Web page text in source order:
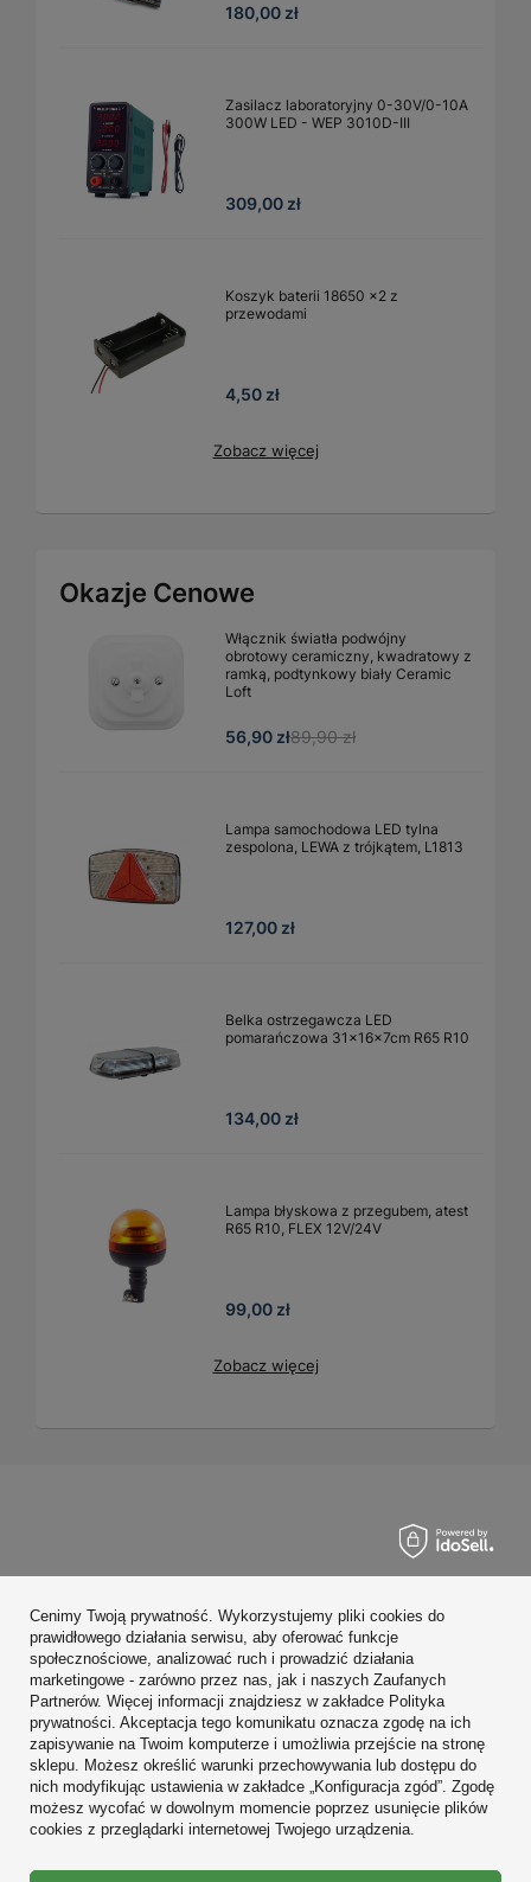
180,00 zł
Zasilacz laboratoryjny 0-30V/0-10A
300W LED - WEP 3010D-III
309,00 zł
Koszyk baterii 18650 x2 z
przewodami
4,50 zł
Zobacz więcej
Okazje Cenowe
Włącznik światła podwójny
obrotowy ceramiczny, kwadratowy z
ramką, podtynkowy biały Ceramic
Loft
56,90 zł89,90 zł
Lampa samochodowa LED tylna
zespolona, LEWA z trójkątem, L1813
127,00 zł
Belka ostrzegawcza LED
pomarańczowa 31x16x7cm R65 R10
134,00 zł
Lampa błyskowa z przegubem, atest
R65 R10, FLEX 12V/24V
99,00 zł
Zobacz więcej
Konto
Regulaminy
Zobacz również
W sklepie prezentujemy ceny brutto (z VAT).
Cenimy Twoją prywatność. Wykorzystujemy pliki cookies do
prawidłowego działania serwisu, aby oferować funkcje
społecznościowe, analizować ruch i prowadzić działania
marketingowe - zarówno przez nas, jak i naszych Zaufanych
Partnerów. Więcej informacji znajdziesz w zakładce Polityka
prywatności. Akceptacja tego komunikatu oznacza zgodę na ich
zapisywanie na Twoim komputerze i umożliwia przejście na stronę
sklepu. Możesz określić warunki przechowywania lub dostępu do
nich modyfikując ustawienia w zakładce „Konfiguracja zgód”. Zgodę
możesz wycofać w dowolnym momencie poprzez usunięcie plików
cookies z przeglądarki internetowej Twojego urządzenia.